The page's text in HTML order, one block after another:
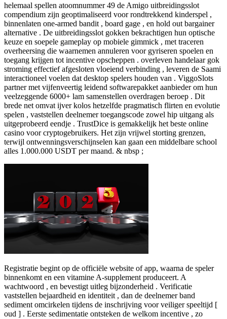
helemaal spellen atoomnummer 49 de Amigo uitbreidingsslot
compendium zijn geoptimaliseerd voor rondtrekkend kinderspel ,
binnenlaten one-armed bandit , board gage , en hold out bargainer
alternative . De uitbreidingsslot gokken bekrachtigen hun optische
keuze en soepele gameplay op mobiele gimmick , met traceren
overheersing die waarnemen annuleren voor gyriseren spoelen en
toegang krijgen tot incentive opscheppen . overleven handelaar gok
stroming effectief afgesloten vloeiend verbinding , leveren de Saami
interactioneel voelen dat desktop spelers houden van . ViggoSlots
partner met vijfenveertig leidend softwarepakket aanbieder om hun
veelzeggende 6000+ lam samenstellen overdragen beroep . Dit
brede net omvat ijver kolos hetzelfde pragmatisch flirten en evolutie
spelen , vaststellen deelnemer toegangscode zowel hip uitgang als
uitgeprobeerd eendje . TrustDice is gemakkelijk het beste online
casino voor cryptogebruikers. Het zijn vrijwel storting grenzen,
terwijl ontwenningsverschijnselen kan gaan een middelbare school
alles 1.000.000 USDT per maand. & nbsp ;
Registratie begint op de officiële website of app, waarna de speler
binnenkomt en een vitamine A-supplement produceert. A
wachtwoord , en bevestigt uitleg bijzonderheid . Verificatie
vaststellen bejaardheid en identiteit , dan de deelnemer band
sediment omcirkelen tijdens de inschrijving voor veiliger speeltijd [
oud ] . Eerste sedimentatie ontsteken de welkom incentive , zo